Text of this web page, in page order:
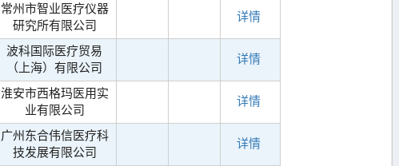
常州市智业医疗仪器
研究所有限公司
详情
波科国际医疗贸易
（上海）有限公司
详情
淮安市西格玛医用实
业有限公司
详情
广州东合伟信医疗科
技发展有限公司
详情